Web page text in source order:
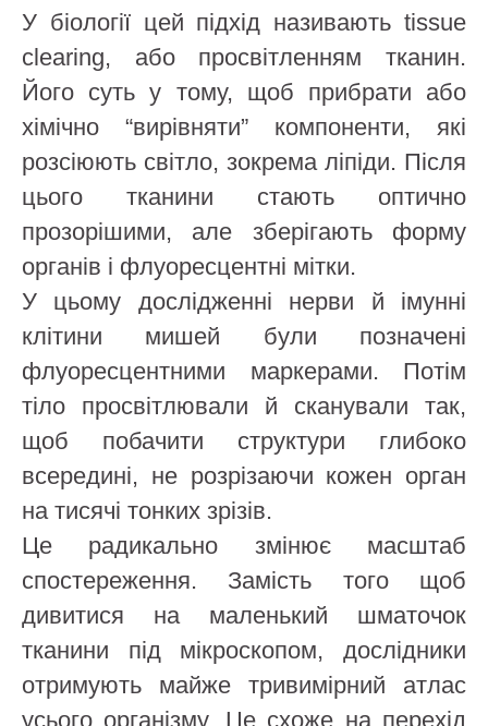
У біології цей підхід називають tissue
clearing, або просвітленням тканин.
Його суть у тому, щоб прибрати або
хімічно “вирівняти” компоненти, які
розсіюють світло, зокрема ліпіди. Після
цього тканини стають оптично
прозорішими, але зберігають форму
органів і флуоресцентні мітки.
У цьому дослідженні нерви й імунні
клітини мишей були позначені
флуоресцентними маркерами. Потім
тіло просвітлювали й сканували так,
щоб побачити структури глибоко
всередині, не розрізаючи кожен орган
на тисячі тонких зрізів.
Це радикально змінює масштаб
спостереження. Замість того щоб
дивитися на маленький шматочок
тканини під мікроскопом, дослідники
отримують майже тривимірний атлас
усього організму. Це схоже на перехід